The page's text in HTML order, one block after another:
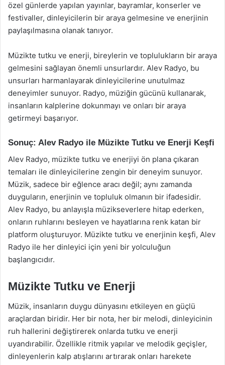
özel günlerde yapılan yayınlar, bayramlar, konserler ve
festivaller, dinleyicilerin bir araya gelmesine ve enerjinin
paylaşılmasına olanak tanıyor.
Müzikte tutku ve enerji, bireylerin ve toplulukların bir araya
gelmesini sağlayan önemli unsurlardır. Alev Radyo, bu
unsurları harmanlayarak dinleyicilerine unutulmaz
deneyimler sunuyor. Radyo, müziğin gücünü kullanarak,
insanların kalplerine dokunmayı ve onları bir araya
getirmeyi başarıyor.
Sonuç: Alev Radyo ile Müzikte Tutku ve Enerji Keşfi
Alev Radyo, müzikte tutku ve enerjiyi ön plana çıkaran
temaları ile dinleyicilerine zengin bir deneyim sunuyor.
Müzik, sadece bir eğlence aracı değil; aynı zamanda
duyguların, enerjinin ve topluluk olmanın bir ifadesidir.
Alev Radyo, bu anlayışla müzikseverlere hitap ederken,
onların ruhlarını besleyen ve hayatlarına renk katan bir
platform oluşturuyor. Müzikte tutku ve enerjinin keşfi, Alev
Radyo ile her dinleyici için yeni bir yolculuğun
başlangıcıdır.
Müzikte Tutku ve Enerji
Müzik, insanların duygu dünyasını etkileyen en güçlü
araçlardan biridir. Her bir nota, her bir melodi, dinleyicinin
ruh hallerini değiştirerek onlarda tutku ve enerji
uyandırabilir. Özellikle ritmik yapılar ve melodik geçişler,
dinleyenlerin kalp atışlarını artırarak onları harekete